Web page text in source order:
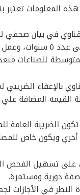
هذه المعلومات
في بيان صحفي
وتقسيط على
للصناعات
القيمه المضافة
الضريبة العامة
ويكون خاص
تسهيل الفحص
دورية ومستمرة.
النظر في الأجازات